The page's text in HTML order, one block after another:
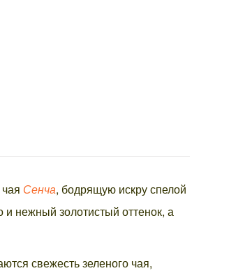
Сенча, бодрящую искру спелой
и нежный золотистый оттенок, а
свежесть зеленого чая,